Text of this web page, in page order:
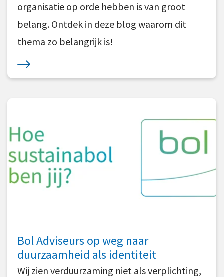
organisatie op orde hebben is van groot
belang. Ontdek in deze blog waarom dit
thema zo belangrijk is!
Bol Adviseurs op weg naar
duurzaamheid als identiteit
Wij zien verduurzaming niet als verplichting,